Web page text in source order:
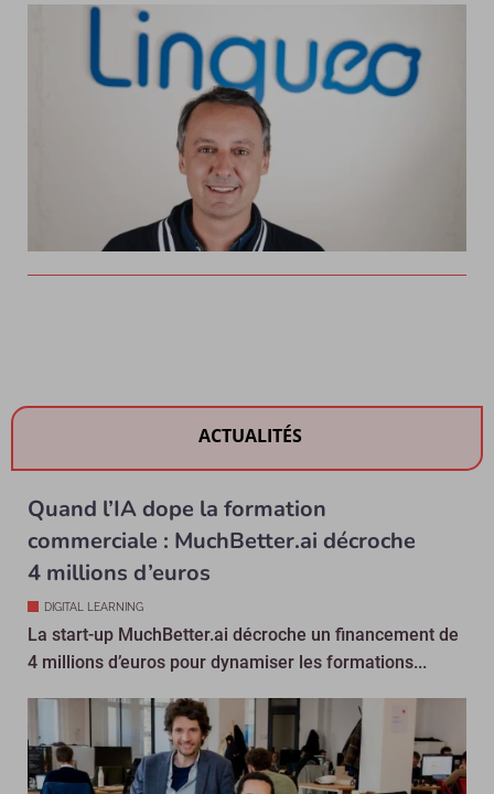
ACTUALITÉS
Quand l’IA dope la formation
commerciale : MuchBetter.ai décroche
4 millions d’euros
DIGITAL LEARNING
La start-up MuchBetter.ai décroche un financement de
4 millions d’euros pour dynamiser les formations...